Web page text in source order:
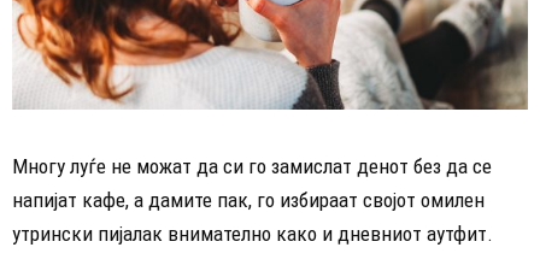
Многу луѓе не можат да си го замислат денот без да се
напијат кафе, а дамите пак, го избираат својот омилен
утрински пијалак внимателно како и дневниот аутфит.